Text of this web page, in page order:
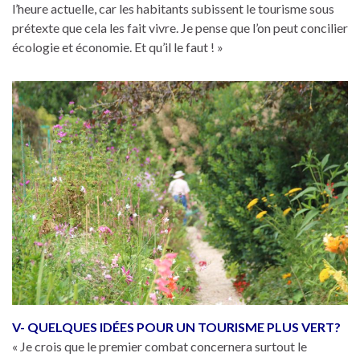
l’heure actuelle, car les habitants subissent le tourisme sous
prétexte que cela les fait vivre. Je pense que l’on peut concilier
écologie et économie. Et qu’il le faut ! »
V- QUELQUES IDÉES POUR UN TOURISME PLUS VERT?
« Je crois que le premier combat concernera surtout le